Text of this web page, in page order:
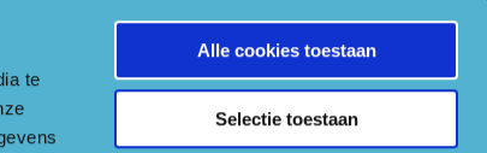
te
Alle cookies toestaan
Selectie toestaan